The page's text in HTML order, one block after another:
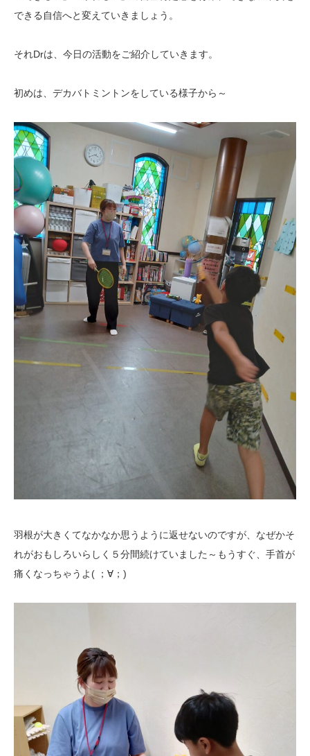
できる自信へと変えていきましょう。
それDrは、今日の活動をご紹介していきます。
初めは、デカバトミントンをしている様子から～
羽根が大きくてなかなか思うように返せないのですが、なぜかそ
れがおもしろいらしく５分間続けていました～もうすぐ、手首が
痛くなっちゃうよ( ；∀；)